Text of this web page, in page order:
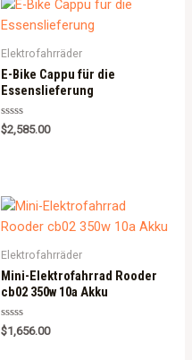
Elektrofahrräder
E-Bike Cappu für die
Essenslieferung
Rated
0
$2,585.00
Elektrofahrräder
Mini-Elektrofahrrad Rooder
cb02 350w 10a Akku
Rated
0
$1,656.00